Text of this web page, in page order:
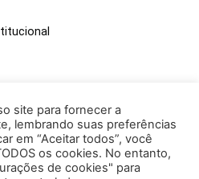
site para fornecer a
lembrando suas preferências
em “Aceitar todos”, você
os cookies. No entanto,
de cookies" para